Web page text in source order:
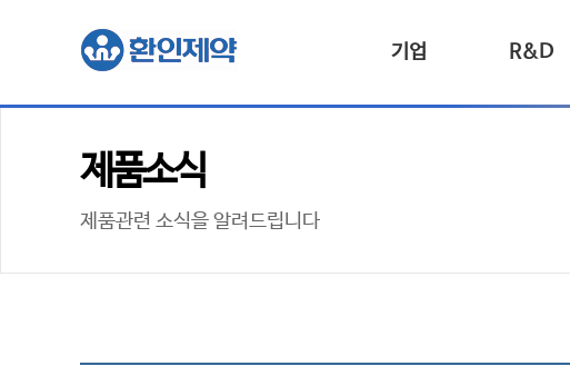
기업 R&D
제품소식
제품관련 소식을 알려드립니다